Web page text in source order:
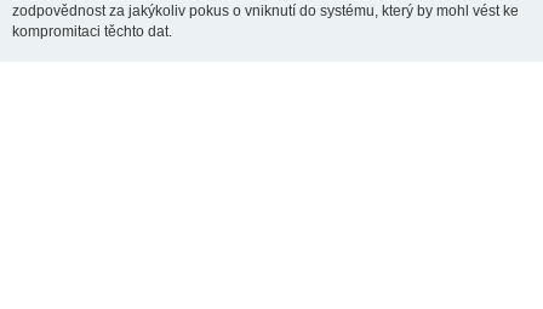
zodpovědnost za jakýkoliv pokus o vniknutí do systému, který by mohl vést ke
kompromitaci těchto dat.